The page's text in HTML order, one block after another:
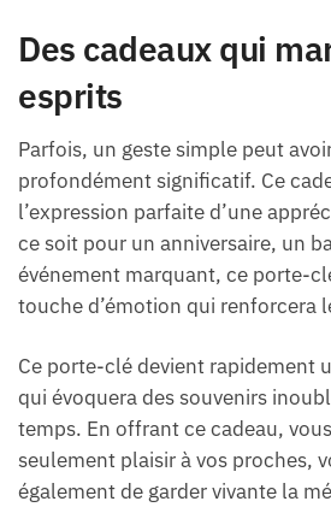
Des cadeaux qui
esprits
Parfois, un geste simple peut
profondément significatif. Ce
l’expression parfaite d’une
ce soit pour un anniversaire, un
événement marquant, ce porte-
touche d’émotion qui renforcera
Ce porte-clé devient rapidement
qui évoquera des souvenirs
temps. En offrant ce cadeau,
seulement plaisir à vos proches,
également de garder vivante la